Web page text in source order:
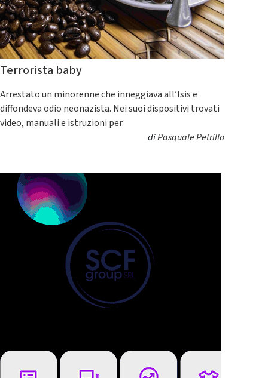
Terrorista baby
Arrestato un minorenne che inneggiava all’Isis e
diffondeva odio neonazista. Nei suoi dispositivi trovati
video, manuali e istruzioni per
diPasquale Petrillo